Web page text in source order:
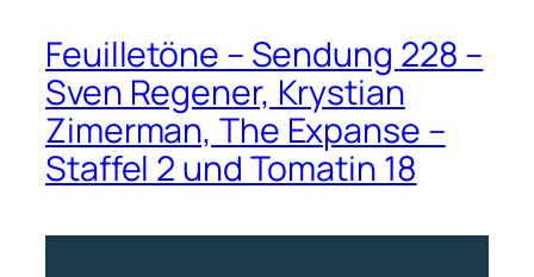
Feuilletöne – Sendung 228 –
Sven Regener, Krystian
Zimerman, The Expanse –
Staffel 2 und Tomatin 18